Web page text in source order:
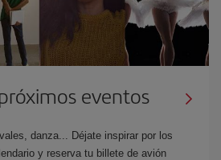
eventos
danza... Déjate inspirar por los
y reserva tu billete de avión